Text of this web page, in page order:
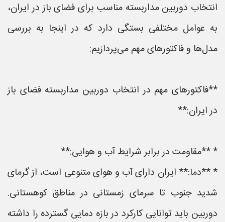
انتخاب دوربین مداربسته مناسب برای فضای باز در ایران،
به عوامل مختلفی بستگی دارد که در اینجا به بررسی
مدل‌ها و فاکتورهای مهم می‌پردازیم:
**فاکتورهای مهم در انتخاب دوربین مداربسته فضای باز
در ایران:**
* **مقاومت در برابر شرایط آب و هوایی:**
* **دما:** ایران دارای آب و هوای متنوعی است، از گرمای
شدید جنوب تا سرمای زمستانی در مناطق کوهستانی.
دوربین باید توانایی کارکرد در بازه دمایی گسترده را داشته